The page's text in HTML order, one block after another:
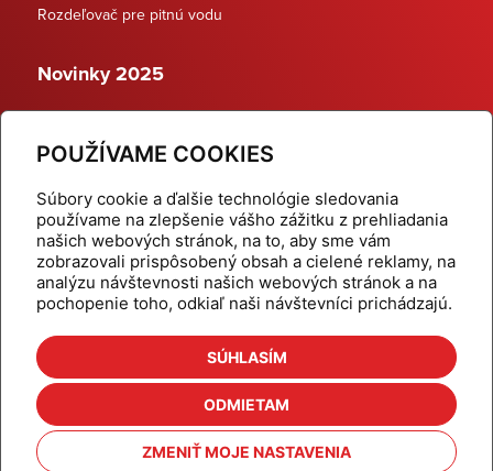
POUŽÍVAME COOKIES
Súbory cookie a ďalšie technológie sledovania
používame na zlepšenie vášho zážitku z prehliadania
našich webových stránok, na to, aby sme vám
zobrazovali prispôsobený obsah a cielené reklamy, na
analýzu návštevnosti našich webových stránok a na
pochopenie toho, odkiaľ naši návštevníci prichádzajú.
SÚHLASÍM
ODMIETAM
ZMENIŤ MOJE NASTAVENIA
Rozdeľovač pre pitnú vodu
Novinky 2025
Dynamické termostatické ventily
Domov
Produkty
Aktuality
Odber šikovné tipy
Kalkulačky
Cenníky
Na stiahnutie
Referencie
Kontakt